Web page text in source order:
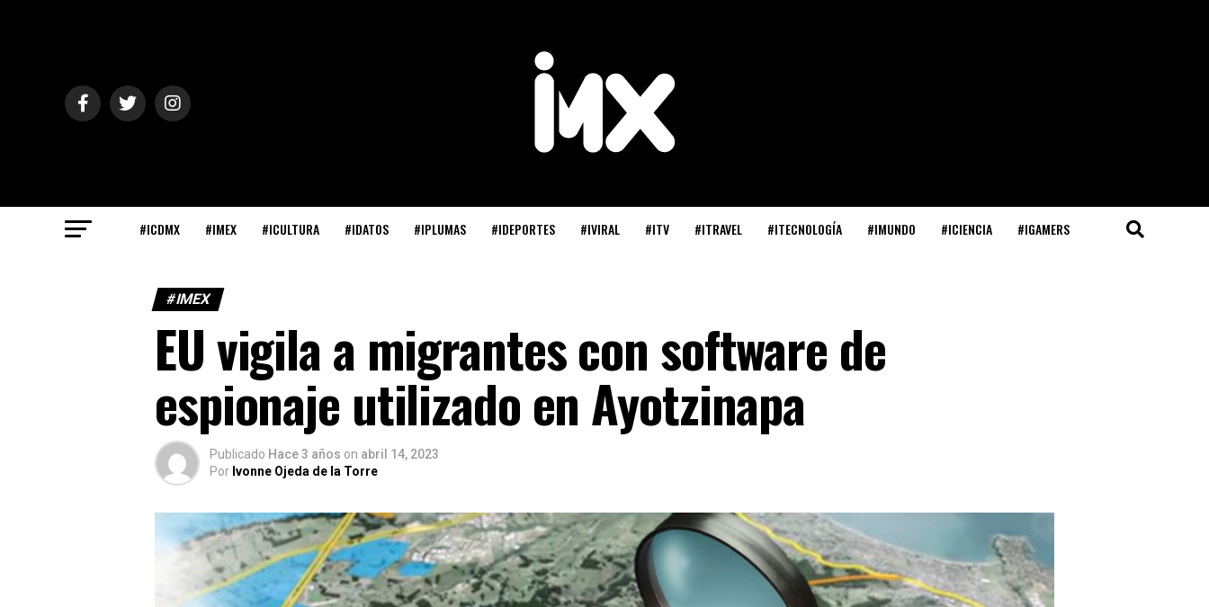
#ICDMX #IMEX #ICULTURA #IDATOS #IPLUMAS #IDEPORTES #IVIRAL #ITV #ITRAVEL #ITECNOLOGÍA #IMUNDO #ICIENCIA #IGAMERS
#IMEX
EU vigila a migrantes con software de
espionaje utilizado en Ayotzinapa
Publicado Hace 3 años on abril 14, 2023
Por Ivonne Ojeda de la Torre